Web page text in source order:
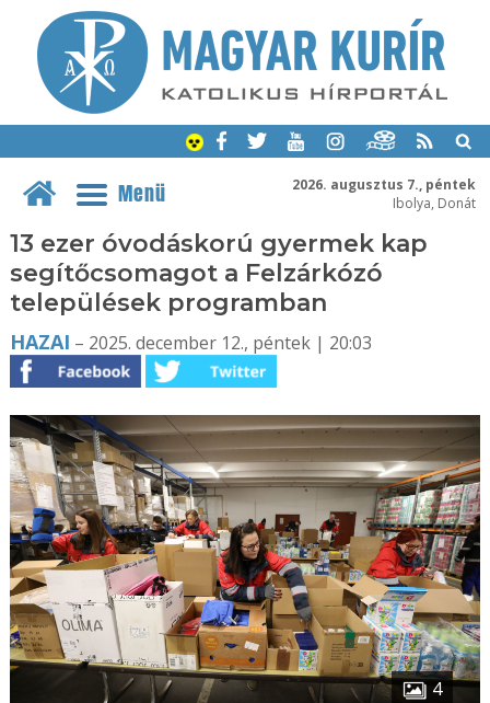
2026. augusztus 7., péntek
Ibolya, Donát
Menü
13 ezer óvodáskorú gyermek kap
segítőcsomagot a Felzárkózó
települések programban
HAZAI – 2025. december 12., péntek | 20:03
4